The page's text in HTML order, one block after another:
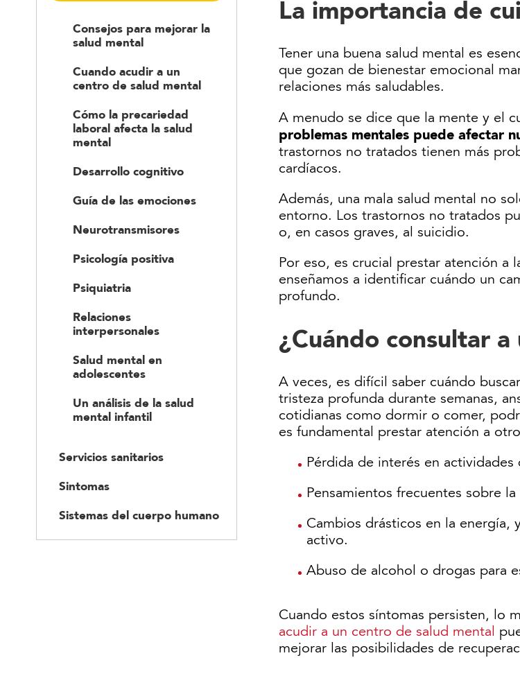
Consejos para mejorar la
salud mental
Cuando acudir a un
centro de salud mental
Cómo la precariedad
laboral afecta la salud
mental
Desarrollo cognitivo
Guía de las emociones
Neurotransmisores
Psicología positiva
Psiquiatria
Relaciones
interpersonales
Salud mental en
adolescentes
Un análisis de la salud
mental infantil
Servicios sanitarios
Sintomas
Sistemas del cuerpo humano
La importancia de
Tener una buena salud mental es
que gozan de bienestar emocional
relaciones más saludables.
A menudo se dice que la mente y el
problemas mentales puede afectar
trastornos no tratados tienen más
cardíacos.
Además, una mala salud mental no
entorno. Los trastornos no tratados
o, en casos graves, al suicidio.
Por eso, es crucial prestar atención a
enseñamos a identificar cuándo un
profundo.
¿Cuándo consultar a
A veces, es difícil saber cuándo
tristeza profunda durante semanas,
cotidianas como dormir o comer,
es fundamental prestar atención a
Pérdida de interés en actividades
Pensamientos frecuentes sobre
Cambios drásticos en la energía,
activo.
Abuso de alcohol o drogas para
Cuando estos síntomas persisten, lo
acudir a un centro de salud mental
mejorar las posibilidades de